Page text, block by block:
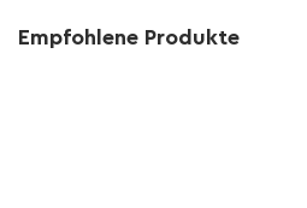
Empfohlene Produkte